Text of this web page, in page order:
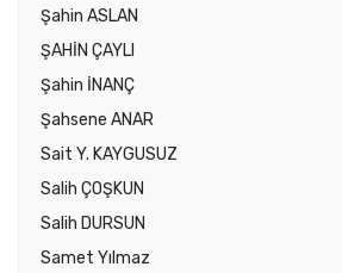
Şahin ASLAN
ŞAHİN ÇAYLI
Şahin İNANÇ
Şahsene ANAR
Sait Y. KAYGUSUZ
Salih ÇOŞKUN
Salih DURSUN
Samet Yılmaz